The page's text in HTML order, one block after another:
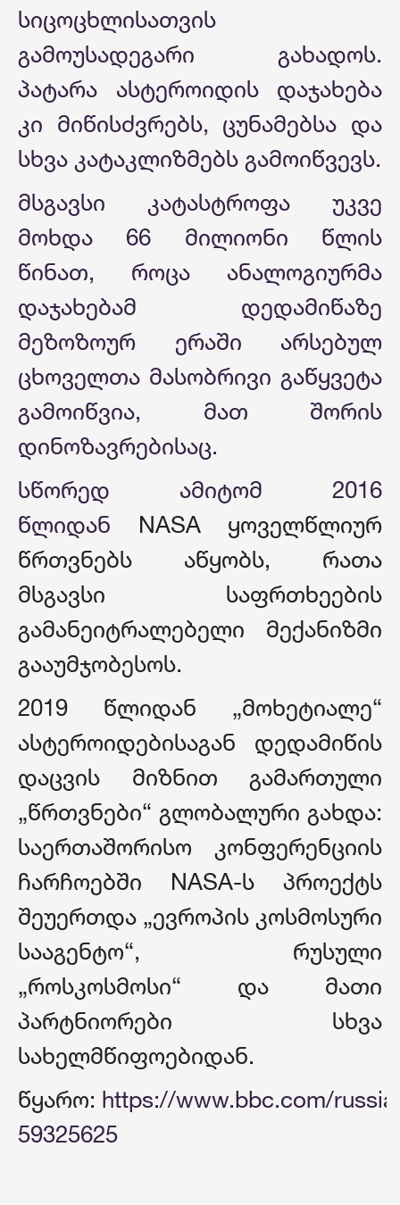
სიცოცხლისათვის
გამოუსადეგარი გახადოს.
პატარა ასტეროიდის დაჯახება
კი მიწისძვრებს, ცუნამებსა და
სხვა კატაკლიზმებს გამოიწვევს.
მსგავსი კატასტროფა უკვე
მოხდა 66 მილიონი წლის
წინათ, როცა ანალოგიურმა
დაჯახებამ დედამიწაზე
მეზოზოურ ერაში არსებულ
ცხოველთა მასობრივი გაწყვეტა
გამოიწვია, მათ შორის
დინოზავრებისაც.
სწორედ ამიტომ 2016
წლიდან NASA ყოველწლიურ
წრთვნებს აწყობს, რათა
მსგავსი საფრთხეების
გამანეიტრალებელი მექანიზმი
გააუმჯობესოს.
2019 წლიდან „მოხეტიალე“
ასტეროიდებისაგან დედამიწის
დაცვის მიზნით გამართული
„წრთვნები“ გლობალური გახდა:
საერთაშორისო კონფერენციის
ჩარჩოებში NASA-ს პროექტს
შეუერთდა „ევროპის კოსმოსური
სააგენტო“, რუსული
„როსკოსმოსი“ და მათი
პარტნიორები სხვა
სახელმწიფოებიდან.
წყარო: https://www.bbc.com/
59325625